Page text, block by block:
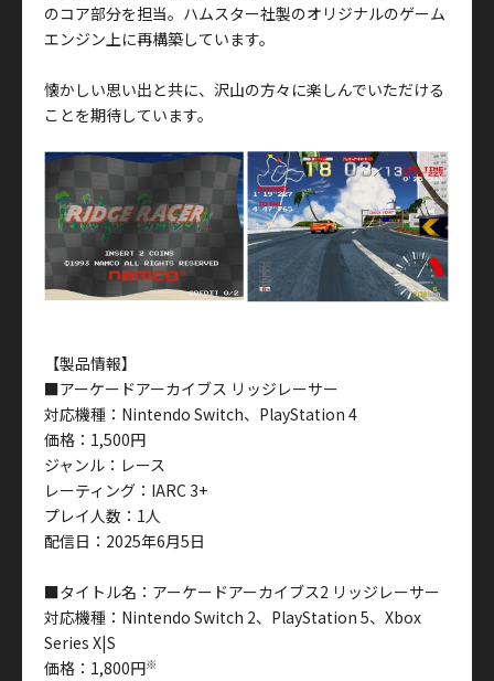
のコア部分を担当。ハムスター社製のオリジナルのゲーム
エンジン上に再構築しています。
懐かしい思い出と共に、沢山の方々に楽しんでいただける
ことを期待しています。
【製品情報】
■アーケードアーカイブス リッジレーサー
対応機種：Nintendo Switch、PlayStation 4
価格：1,500円
ジャンル：レース
レーティング：IARC 3+
プレイ人数：1人
配信日：2025年6月5日
■タイトル名：アーケードアーカイブス2 リッジレーサー
対応機種：Nintendo Switch 2、PlayStation 5、Xbox
Series X|S
価格：1,800円※